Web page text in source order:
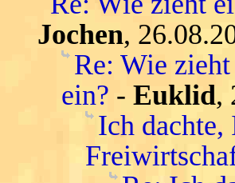
Jochen,
Re: Wie
ein? - Euklid,
Ich dachte,